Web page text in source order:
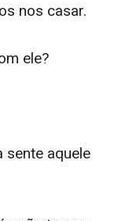
nos casar.
ele?
sente aquele